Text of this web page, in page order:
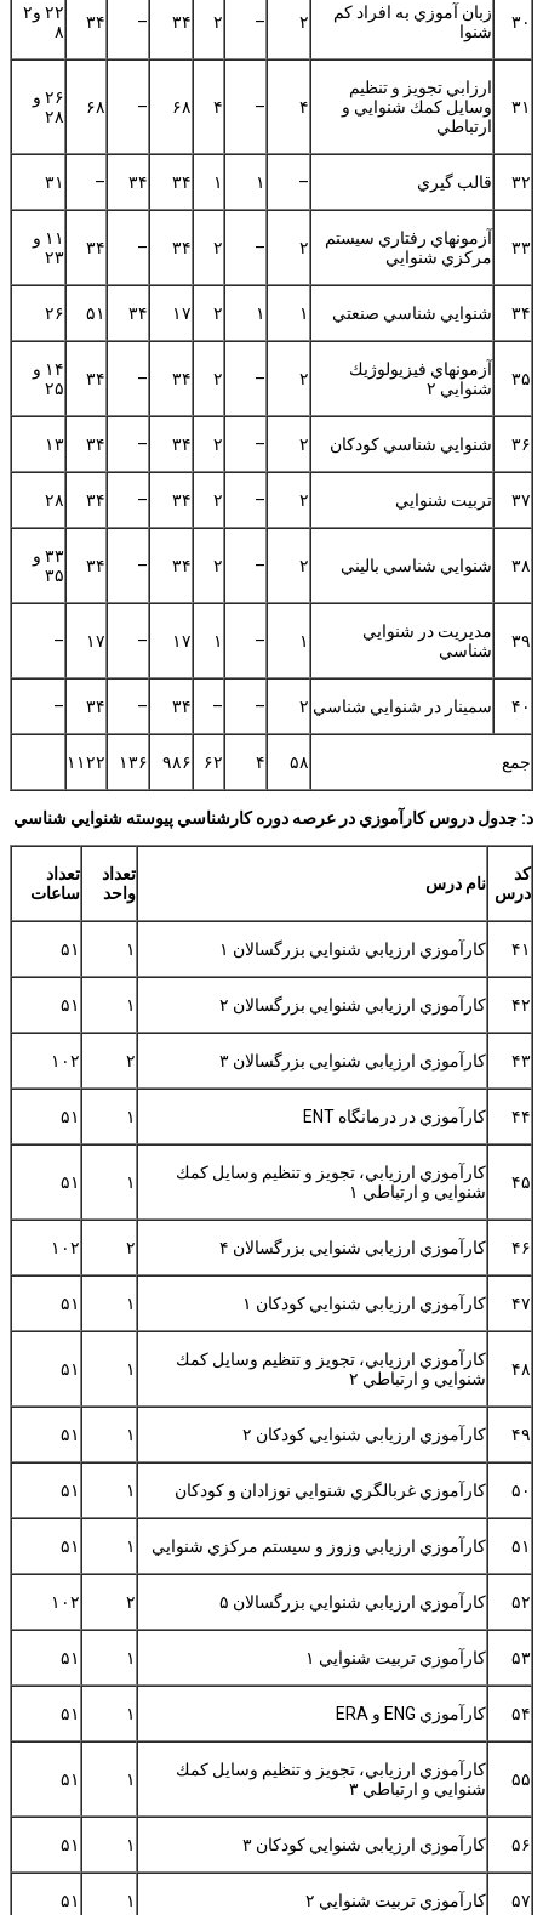
۳۰
زبان آموزي به افراد كم
شنوا
۲ – ۲ ۳۴ – ۳۴
۲۲ و۲
۸
۳۱
ارزابي تجويز و تنظيم
وسايل كمك شنوايي و
ارتباطي
۴ – ۴ ۶۸ – ۶۸
۲۶ و
۲۸
۳۲ قالب گيري – ۱ ۱ ۳۴ ۳۴ – ۳۱
۳۳
آزمونهاي رفتاري سيستم
مركزي شنوايي
۲ – ۲ ۳۴ – ۳۴
۱۱ و
۲۳
۳۴ شنوايي شناسي صنعتي ۱ ۱ ۲ ۱۷ ۳۴ ۵۱ ۲۶
۳۵
آزمونهاي فيزيولوژيك
شنوايي ۲
۲ – ۲ ۳۴ – ۳۴
۱۴ و
۲۵
۳۶ شنوايي شناسي كودكان ۲ – ۲ ۳۴ – ۳۴ ۱۳
۳۷ تربيت شنوايي ۲ – ۲ ۳۴ – ۳۴ ۲۸
۳۸ شنوايي شناسي باليني ۲ – ۲ ۳۴ – ۳۴
۳۳ و
۳۵
۳۹
مديريت در شنوايي
شناسي
۱ – ۱ ۱۷ – ۱۷ –
۴۰ سمينار در شنوايي شناسي ۲ –
– ۳۴ – ۳۴ –
جمع ۵۸ ۴ ۶۲ ۹۸۶ ۱۳۶ ۱۱۲۲
د: جدول دروس كارآموزي در عرصه دوره كارشناسي پيوسته شنوايي شناسي
كد
درس نام درس
تعداد
واحد
تعداد
ساعات
۴۱ كارآموزي ارزيابي شنوايي بزرگسالان ۱ ۱ ۵۱
۴۲ كارآموزي ارزيابي شنوايي بزرگسالان ۲ ۱ ۵۱
۴۳ كارآموزي ارزيابي شنوايي بزرگسالان ۳ ۲ ۱۰۲
۴۴ كارآموزي در درمانگاه ENT ۱ ۵۱
۴۵
كارآموزي ارزيابي، تجويز و تنظيم وسايل كمك
شنوايي و ارتباطي ۱
۱ ۵۱
۴۶ كارآموزي ارزيابي شنوايي بزرگسالان ۴ ۲ ۱۰۲
۴۷ كارآموزي ارزيابي شنوايي كودكان ۱ ۱ ۵۱
۴۸
كارآموزي ارزيابي، تجويز و تنظيم وسايل كمك
شنوايي و ارتباطي ۲
۱ ۵۱
۴۹ كارآموزي ارزيابي شنوايي كودكان ۲ ۱ ۵۱
۵۰ كارآموزي غربالگري شنوايي نوزادان و كودكان ۱ ۵۱
۵۱ كارآموزي ارزيابي وزوز و سيستم مركزي شنوايي ۱ ۵۱
۵۲ كارآموزي ارزيابي شنوايي بزرگسالان ۵ ۲ ۱۰۲
۵۳ كارآموزي تربيت شنوايي ۱ ۱ ۵۱
۵۴ كارآموزي ENG و ERA ۱ ۵۱
۵۵
كارآموزي ارزيابي، تجويز و تنظيم وسايل كمك
شنوايي و ارتباطي ۳
۱ ۵۱
۵۶ كارآموزي ارزيابي شنوايي كودكان ۳ ۱ ۵۱
۵۷ كارآموزي تربيت شنوايي ۲ ۱ ۵۱